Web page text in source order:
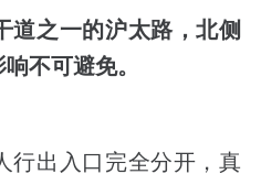
道之一的沪太路，北侧
不可避免。
行出入口完全分开，真